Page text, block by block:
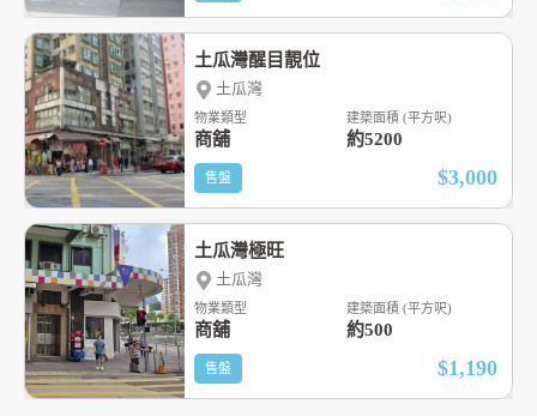
土瓜灣醒目靚位
土瓜灣
物業類型
商舖
建築面積 (平方呎)
約5200
售盤 $3,000
土瓜灣極旺
土瓜灣
物業類型
商舖
建築面積 (平方呎)
約500
售盤 $1,190